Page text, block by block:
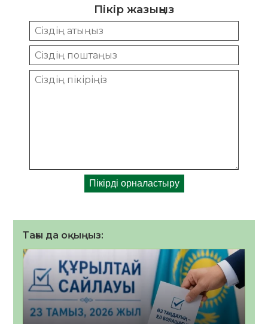
Пікір жазыңыз
Тағы да оқыңыз: